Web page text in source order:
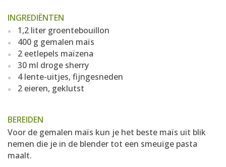
INGREDIËNTEN
1,2 liter groentebouillon
400 g gemalen maïs
2 eetlepels maïzena
30 ml droge sherry
4 lente-uitjes, fijngesneden
2 eieren, geklutst
BEREIDEN
Voor de gemalen maïs kun je het beste maïs uit blik
nemen die je in de blender tot een smeuïge pasta
maalt.